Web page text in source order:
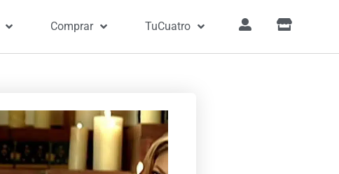
Comprar TuCuatro